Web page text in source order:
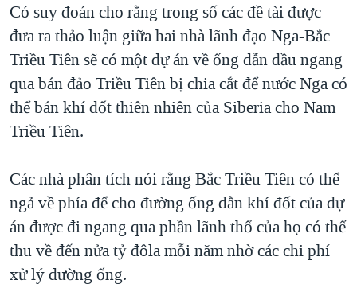
Có suy đoán cho rằng trong số các đề tài được
đưa ra thảo luận giữa hai nhà lãnh đạo Nga-Bắc
Triều Tiên sẽ có một dự án về ống dẫn dầu ngang
qua bán đảo Triều Tiên bị chia cắt để nước Nga có
thể bán khí đốt thiên nhiên của Siberia cho Nam
Triều Tiên.
Các nhà phân tích nói rằng Bắc Triều Tiên có thể
ngả về phía để cho đường ống dẫn khí đốt của dự
án được đi ngang qua phần lãnh thổ của họ có thể
thu về đến nửa tỷ đôla mỗi năm nhờ các chi phí
xử lý đường ống.